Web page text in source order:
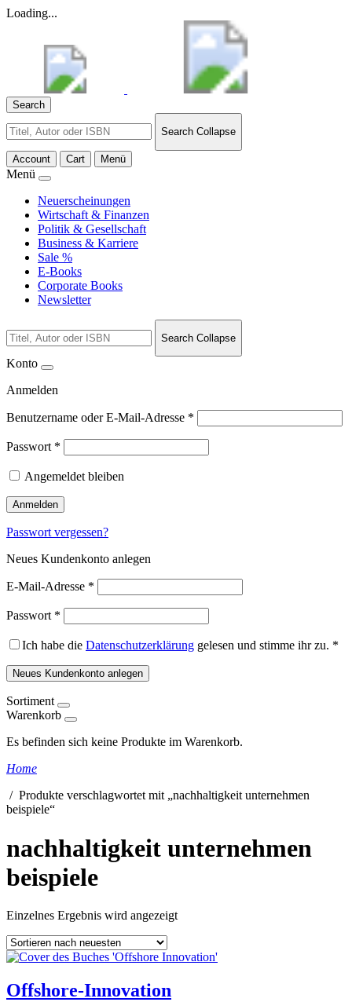
Loading...
Search
for:
Search Collapse
Account Cart Menü
Menü
Neuerscheinungen
Wirtschaft & Finanzen
Politik & Gesellschaft
Business & Karriere
Sale %
E-Books
Corporate Books
Newsletter
for:
Search Collapse
Konto
Anmelden
Benutzername oder E-Mail-Adresse *
Passwort *
Angemeldet bleiben
Anmelden
Passwort vergessen?
Neues Kundenkonto anlegen
E-Mail-Adresse *
Passwort *
Ich habe die Datenschutzerklärung gelesen und stimme ihr zu. *
Neues Kundenkonto anlegen
Sortiment
Warenkorb
Es befinden sich keine Produkte im Warenkorb.
Home
/ Produkte verschlagwortet mit „nachhaltigkeit unternehmen
beispiele“
nachhaltigkeit unternehmen
beispiele
Einzelnes Ergebnis wird angezeigt
Offshore-Innovation